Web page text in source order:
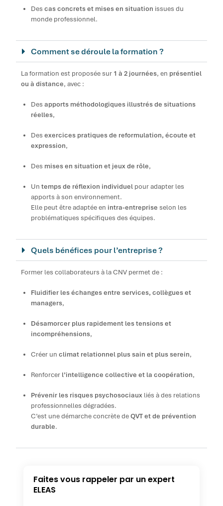
Descas concrets et mises en situation issues du
monde professionnel.
Comment se déroule la formation ?
La formation est proposée sur 1 à 2 journées, en présentiel
ou à distance, avec :
Desapports méthodologiques illustrés de situations
réelles,
Desexercices pratiques de reformulation, écoute et
expression,
Des mises en situation et jeux de rôle,
Untemps de réflexion individuel pour adapter les
apports à son environnement.
Elle peut être adaptée en intra-entreprise selon les
problématiques spécifiques des équipes.
Quels bénéfices pour l’entreprise ?
Former les collaborateurs à la CNV permet de :
Fluidifier les échanges entre services, collègues et
managers,
Désamorcer plus rapidement les tensions et
incompréhensions,
Créer unclimat relationnel plus sain et plus serein,
Renforcer l’intelligence collective et la coopération,
Prévenir les risques psychosociaux liés à des relations
professionnelles dégradées.
C’est une démarche concrète deQVT et de prévention
durable.
Faites vous rappeler par un expert
ELEAS